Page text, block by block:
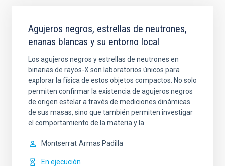
Agujeros negros, estrellas de neutrones,
enanas blancas y su entorno local
Los agujeros negros y estrellas de neutrones en
binarias de rayos-X son laboratorios únicos para
explorar la física de estos objetos compactos. No solo
permiten confirmar la existencia de agujeros negros
de origen estelar a través de mediciones dinámicas
de sus masas, sino que también permiten investigar
el comportamiento de la materia y la
Montserrat Armas Padilla
En ejecución